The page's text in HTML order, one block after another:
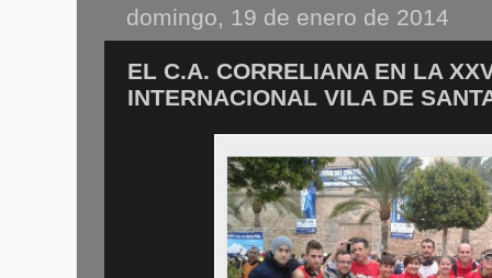
domingo, 19 de enero de 2014
EL C.A. CORRELIANA EN LA
INTERNACIONAL VILA DE